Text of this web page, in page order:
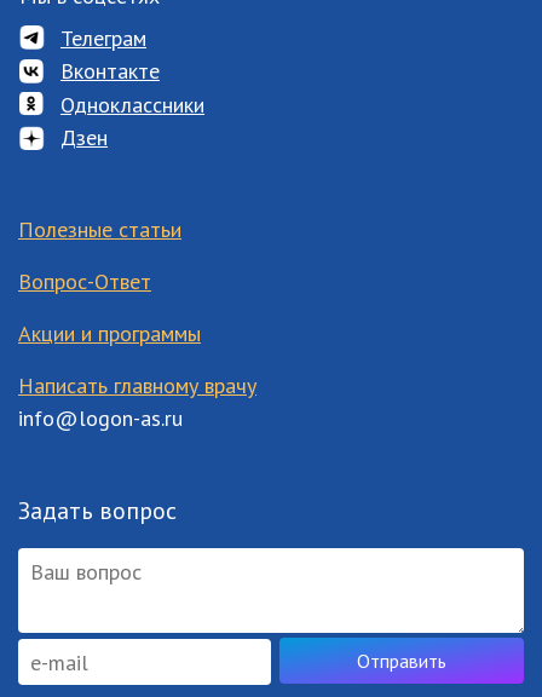
Телеграм
Вконтакте
Одноклассники
Дзен
Полезные статьи
Вопрос-Ответ
Акции и программы
Написать главному врачу
info@logon-as.ru
Задать вопрос